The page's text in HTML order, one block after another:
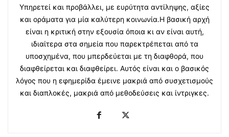
Υπηρετεί και προβάλλει, με ευρύτητα αντίληψης, αξίες
και οράματα για μία καλύτερη κοινωνία.Η βασική αρχή
είναι η κριτική στην εξουσία όποια κι αν είναι αυτή,
ιδιαίτερα στα σημεία που παρεκτρέπεται από τα
υποσχημένα, που μπερδεύεται με τη διαφθορά, που
διαφθείρεται και διαφθείρει. Αυτός είναι και ο βασικός
λόγος που η εφημερίδα έμεινε μακριά από συσχετισμούς
και διαπλοκές, μακριά από μεθοδεύσεις και ίντριγκες.